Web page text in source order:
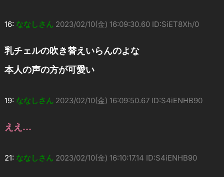
16: ななしさん 2023/02/10(金) 16:09:30.60 ID:SiET8Xh/0
乳チェルの吹き替えいらんのよな
本人の声の方が可愛い
19: ななしさん 2023/02/10(金) 16:09:50.67 ID:S4iENHB90
ええ…
21: ななしさん 2023/02/10(金) 16:10:17.14 ID:S4iENHB90